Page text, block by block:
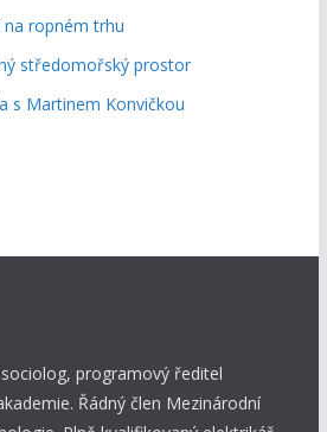
na ropném trhu
středomořský prostor
s Martinem Konvičkou
programový ředitel
Řádný člen Mezinárodní